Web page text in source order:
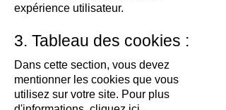
expérience utilisateur.
3. Tableau des cookies :
Dans cette section, vous devez
mentionner les cookies que vous
utilisez sur votre site. Pour plus